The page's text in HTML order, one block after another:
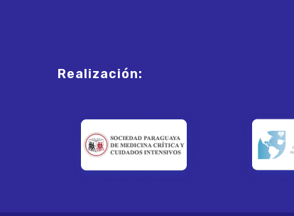
Realización: